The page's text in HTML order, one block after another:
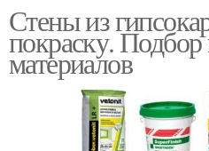
Стены из
покраску.
материалов